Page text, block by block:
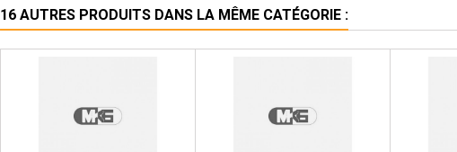
16 AUTRES PRODUITS DANS LA MÊME CATÉGORIE :